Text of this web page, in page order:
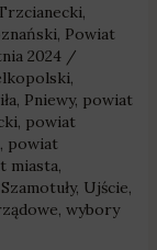
,
, Powiat
2024 /
,
, Pniewy, powiat
, powiat
, powiat
miasta,
Szamotuły, Ujście,
, wybory